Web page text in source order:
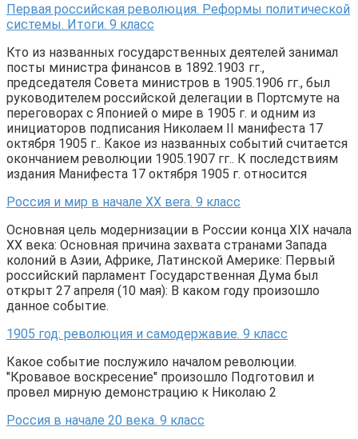
Первая российская революция. Реформы политической
системы. Итоги. 9 класс
Кто из названных государственных деятелей занимал
посты министра финансов в 1892.1903 гг.,
председателя Совета министров в 1905.1906 гг., был
руководителем российской делегации в Портсмуте на
переговорах с Японией о мире в 1905 г. и одним из
инициаторов подписания Николаем II манифеста 17
октября 1905 г.. Какое из названных событий считается
окончанием революции 1905.1907 гг.. К последствиям
издания Манифеста 17 октября 1905 г. относится
Россия и мир в начале XX веrа. 9 класс
Основная цель модернизации в России конца XIX начала
XX века: Основная причина захвата странами Запада
колоний в Азии, Африке, Латинской Америке: Первый
российский парламент Государственная Дума был
открыт 27 апреля (10 мая): В каком году произошло
данное событие.
1905 год: революция и самодержавие. 9 класс
Какое событие послужило началом революции.
"Кровавое воскресение" произошло Подготовил и
провел мирную демонстрацию к Николаю 2
Россия в начале 20 века. 9 класс